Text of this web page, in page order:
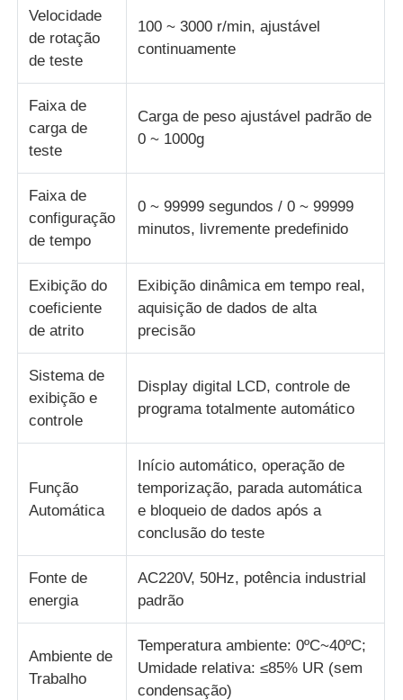
Controlador da temperatura e da umidade
verificador da dureza
Velocidade
de rotação
de teste
100 ~ 3000 r/min, ajustável
continuamente
Faixa de
carga de
teste
Carga de peso ajustável padrão de
0 ~ 1000g
Faixa de
configuração
de tempo
0 ~ 99999 segundos / 0 ~ 99999
minutos, livremente predefinido
Exibição do
coeficiente
de atrito
Exibição dinâmica em tempo real,
aquisição de dados de alta
precisão
Sistema de
exibição e
controle
Display digital LCD, controle de
programa totalmente automático
Função
Automática
Início automático, operação de
temporização, parada automática
e bloqueio de dados após a
conclusão do teste
Fonte de
energia
AC220V, 50Hz, potência industrial
padrão
Ambiente de
Trabalho
Temperatura ambiente: 0ºC~40ºC;
Umidade relativa: ≤85% UR (sem
condensação)